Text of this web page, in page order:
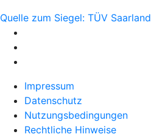
Quelle zum Siegel: TÜV Saarland
Impressum
Datenschutz
Nutzungsbedingungen
Rechtliche Hinweise